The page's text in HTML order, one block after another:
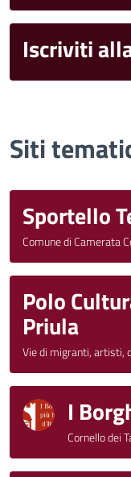
Iscriviti
Siti
Sportello
Comune di Camerata
Polo
Priula
Vie di migranti, artisti,
I
Cornello dei